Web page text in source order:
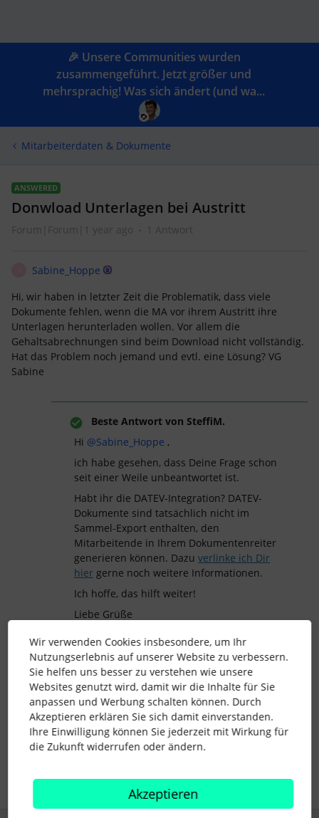
🎉 Unsere Communities wurden
zusammengeführt. Jetzt größer und
mehrsprachig! Was sich ändert (und wa...
Mitarbeiterdaten & Dokumente
ANSWERED
Donwload Unterlagen bei Austritt
Forum|Forum|1 year ago 1 Antwort
Sabine_Hoppe
Hi, wir haben in letzter Zeit die Problematik, dass viele
Dokumente fehlen, wenn die MA vor ihrem Austritt ihre
Unterlagen herunterladen wollen. Vor allem die
Gehaltsabrechnungen sind beim Download nicht vollständig.
Hat das Problem noch jemand und evtl. eine Lösung? VG
Sabine
Beste Antwort von SteffiM.
Hi ​ @Sabine_Hoppe ,
ich habe gesehen, dass Deine Frage schon
seit einer Weile unbeantwortet ist.
Habt ihr die DATEV-Integration? DATEV-
Dokumente sind tatsächlich nicht im
Sammel-Export enthalten, den
Mitarbeitende in Ihrem Dokumentenreiter
generieren können. Dazu verlinke ich Dir
hier gerne noch weitere Informationen.
Ich hoffe, das hilft weiter!
Liebe Grüße
Steffi
offboarding Austritt Employee Exit
document issue
Wir verwenden Cookies insbesondere, um Ihr
Nutzungserlebnis auf unserer Website zu verbessern.
Sie helfen uns besser zu verstehen wie unsere
Websites genutzt wird, damit wir die Inhalte für Sie
anpassen und Werbung schalten können. Durch
Akzeptieren erklären Sie sich damit einverstanden.
Ihre Einwilligung können Sie jederzeit mit Wirkung für
die Zukunft widerrufen oder ändern.
Akzeptieren